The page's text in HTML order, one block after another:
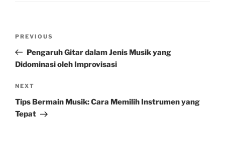
Previous
Post
PREVIOUS
Pengaruh Gitar dalam Jenis Musik yang
Didominasi oleh Improvisasi
Next
Post
NEXT
Tips Bermain Musik: Cara Memilih Instrumen yang
Tepat